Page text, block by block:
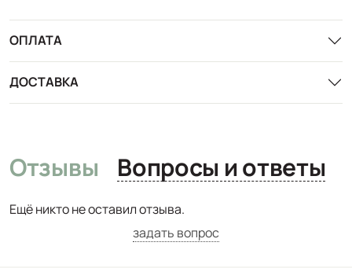
ОПЛАТА
ДОСТАВКА
Отзывы Вопросы и ответы
Ещё никто не оставил отзыва.
задать вопрос